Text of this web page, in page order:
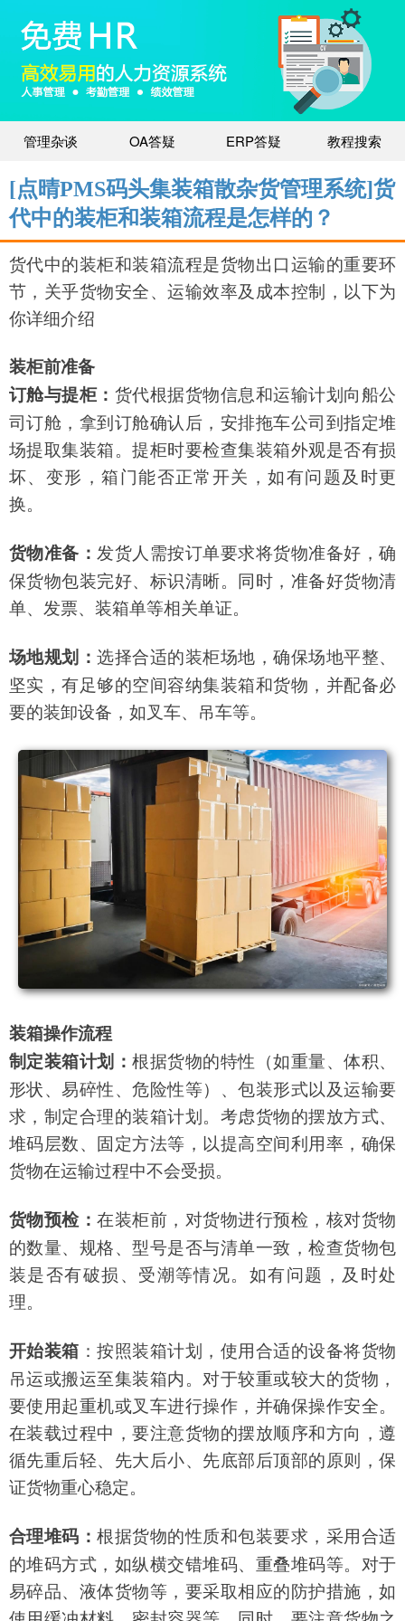
管理杂谈 OA答疑 ERP答疑 教程搜索
[点晴PMS码头集装箱散杂货管理系统]货
代中的装柜和装箱流程是怎样的？
货代中的装柜和装箱流程是货物出口运输的重要环
节，关乎货物安全、运输效率及成本控制，以下为
你详细介绍
装柜前准备
订舱与提柜： 货代根据货物信息和运输计划向船公
司订舱，拿到订舱确认后，安排拖车公司到指定堆
场提取集装箱。提柜时要检查集装箱外观是否有损
坏、变形，箱门能否正常开关，如有问题及时更
换。
货物准备：发货人需按订单要求将货物准备好，确
保货物包装完好、标识清晰。同时，准备好货物清
单、发票、装箱单等相关单证。
场地规划：选择合适的装柜场地，确保场地平整、
坚实，有足够的空间容纳集装箱和货物，并配备必
要的装卸设备，如叉车、吊车等。
装箱操作流程
制定装箱计划：根据货物的特性（如重量、体积、
形状、易碎性、危险性等）、包装形式以及运输要
求，制定合理的装箱计划。考虑货物的摆放方式、
堆码层数、固定方法等，以提高空间利用率，确保
货物在运输过程中不会受损。
货物预检：在装柜前，对货物进行预检，核对货物
的数量、规格、型号是否与清单一致，检查货物包
装是否有破损、受潮等情况。如有问题，及时处
理。
开始装箱 ：按照装箱计划，使用合适的设备将货物
吊运或搬运至集装箱内。对于较重或较大的货物，
要使用起重机或叉车进行操作，并确保操作安全。
在装载过程中，要注意货物的摆放顺序和方向，遵
循先重后轻、先大后小、先底部后顶部的原则，保
证货物重心稳定。
合理堆码：根据货物的性质和包装要求，采用合适
的堆码方式，如纵横交错堆码、重叠堆码等。对于
易碎品、液体货物等，要采取相应的防护措施，如